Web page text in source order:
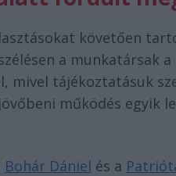
követően
a munkatársak
mivel tájékoztatásuk
működés egyik
Bohár Dániel és a